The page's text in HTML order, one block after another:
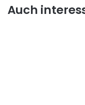
Auch